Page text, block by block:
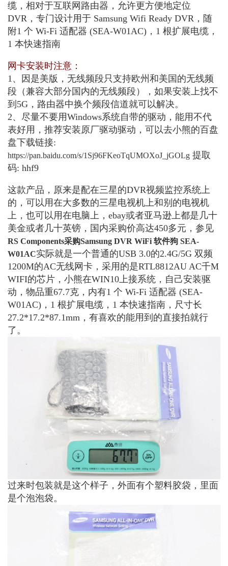
缆，相对于互联网路由器，允许更方便地定位
DVR，专门设计用于 Samsung Wifi Ready DVR，随
附1 个 Wi-Fi 适配器 (SEA-W01AC)，1 根扩展电缆，
1 本快速指南
网卡安装时注意：
1、因是美版，无线频段只支持欧州和美国的无线频
段（兼容大部分国内的无线频段），如果安装上找不
到5G，路由器中换个频段信道就可以解决。
2、尽量不要用Windows系统自带的驱动，能用不代
表好用，推荐安装原厂驱动驱动，可以去小熊的百盘
盘下载链接:
https://pan.baidu.com/s/1Sj96FKeoTqUMOXoJ_jGOLg 提取
码: hhf9
这款产品，原来是配在三星的DVR视频监控系统上
的，可以用在大多数的三星电视机上和别的电视机
上，也可以用在电脑上，ebay或者亚马逊上都是几十
美金或者几十英镑，国内采购价高达450多元，参见
RS Components采购Samsung DVR WiFi 软件狗 SEA-
W01AC实际就是一个普通的USB 3.0的2.4G/5G 双频
1200M的AC无线网卡，采用的是RTL8812AU AC千M
WIFI的芯片，小熊在WIN10上接系统，自己安装驱
动，物品重67.7克，内有1 个 Wi-Fi 适配器 (SEA-
W01AC)，1 根扩展电缆，1 本快速指南，尺寸长
27.2*17.2*87.1mm，有喜欢的能用到的直接拍就行
了。
过来时包装就是这个样子，外面有个塑料胶袋，里面
是个泡泡袋。